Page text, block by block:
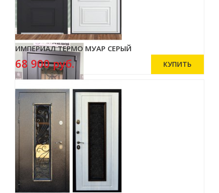
ИМПЕРИАЛ ТЕРМО МУАР СЕРЫЙ
68 900 руб.